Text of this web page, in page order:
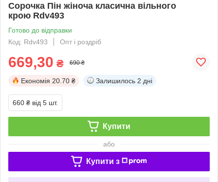
Сорочка Пін жіноча класична вільного
крою Rdv493
Готово до відправки
Код: Rdv493
Опт і роздріб
669,30 ₴ 690 ₴
Економія 20.70 ₴ Залишилось 2 дні
660 ₴ від 5 шт.
Купити
або
Купити з